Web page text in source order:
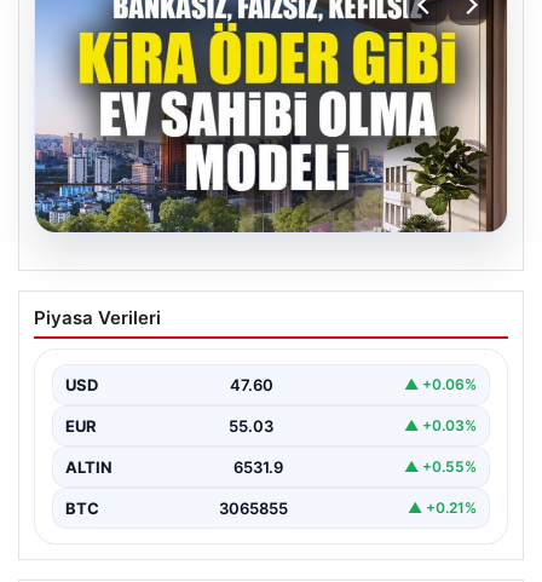
DAP Yapı’dan bir ilk! Emlak Konut
güvencesi Dap vizyonuyla kendi
Piyasa Verileri
USD 47.60 ▲ +0.06%
EUR 55.03 ▲ +0.03%
ALTIN 6531.9 ▲ +0.55%
BTC 3065855 ▲ +0.21%